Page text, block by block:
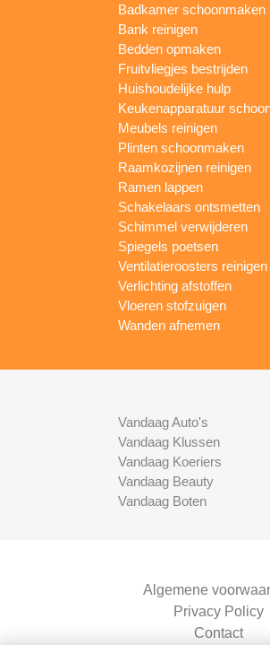
Badkamer schoonmaken
Bank reinigen
Bedden opmaken
Fruitvliegjes bestrijden
Huishoudelijke hulp
Keukenapparatuur
Meubels reinigen
Plinten schoonmaken
Raamkozijnen reinigen
Ramen lappen
Schakelaars ontsmetten
Schimmel verwijderen
Spiegels poetsen
Ventilatieroosters reinigen
Verlichting afstoffen
Vloeren stofzuigen
Wanden afnemen
Vandaag Auto's
Vandaag Klussen
Vandaag Koeriers
Vandaag Beauty
Vandaag Boten
Algemene
Privacy Policy
Contact